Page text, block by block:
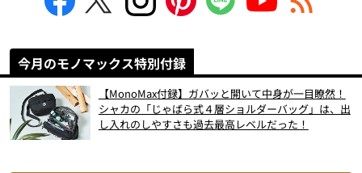
今月のモノマックス特別付録
【MonoMax付録】ガバッと開いて中身が一目瞭然！
シャカの「じゃばら式４層ショルダーバッグ」は、出
し入れのしやすさも過去最高レベルだった！